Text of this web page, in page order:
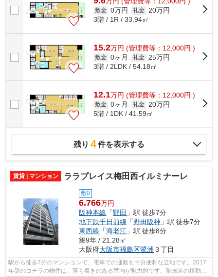
敷金 0万円 礼金 20万円
3階 / 1R / 33.94㎡
15.2万円 (管理費等：12,000円 )
敷金 0ヶ月 礼金 25万円
3階 / 2LDK / 54.18㎡
12.1万円 (管理費等：12,000円 )
敷金 0ヶ月 礼金 20万円
5階 / 1DK / 41.59㎡
残り 4件を表示する
賃貸 | マンション ララプレイス梅田西イルミナーレ
敷0
6.766万円
阪神本線 「野田 」駅 徒歩7分
地下鉄千日前線 「野田阪神 」駅 徒歩7分
東西線 「海老江 」駅 徒歩8分
築9年 / 21.28㎡
大阪府大阪市福島区鷺洲 ３丁目
駅から徒歩7分のマンションで、電車での通勤も十分便利な立地です。2017
年築のコチラの物件は、落ち着きのある室内が魅力的です。階層差の移動に